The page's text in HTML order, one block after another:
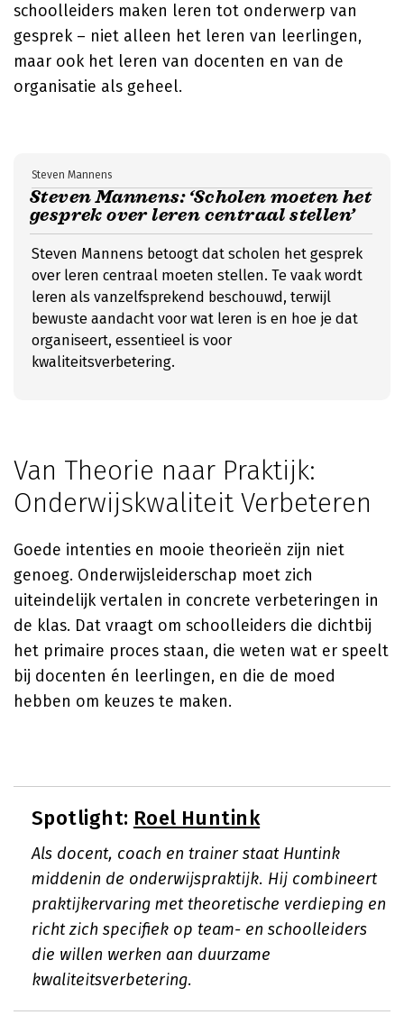
schoolleiders maken leren tot onderwerp van
gesprek – niet alleen het leren van leerlingen,
maar ook het leren van docenten en van de
organisatie als geheel.
Steven Mannens: ‘Scholen moeten het
gesprek over leren centraal stellen’
Steven Mannens
Steven Mannens betoogt dat scholen het gesprek
over leren centraal moeten stellen. Te vaak wordt
leren als vanzelfsprekend beschouwd, terwijl
bewuste aandacht voor wat leren is en hoe je dat
organiseert, essentieel is voor
kwaliteitsverbetering.
Van Theorie naar Praktijk:
Onderwijskwaliteit Verbeteren
Goede intenties en mooie theorieën zijn niet
genoeg. Onderwijsleiderschap moet zich
uiteindelijk vertalen in concrete verbeteringen in
de klas. Dat vraagt om schoolleiders die dichtbij
het primaire proces staan, die weten wat er speelt
bij docenten én leerlingen, en die de moed
hebben om keuzes te maken.
Spotlight: Roel Huntink
Als docent, coach en trainer staat Huntink
middenin de onderwijspraktijk. Hij combineert
praktijkervaring met theoretische verdieping en
richt zich specifiek op team- en schoolleiders
die willen werken aan duurzame
kwaliteitsverbetering.